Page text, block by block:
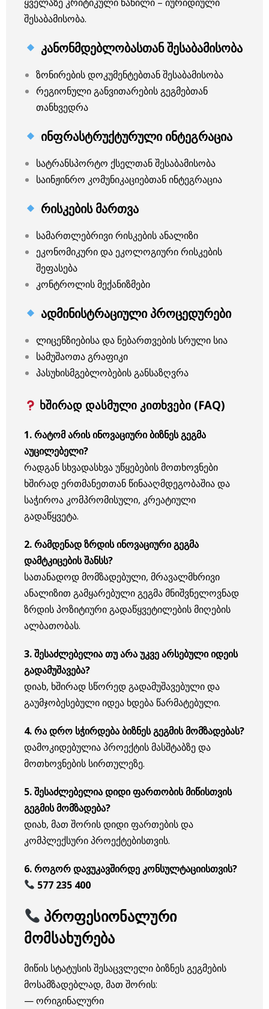
ყველაზე კრიტიკული ნაწილი – იურიდიული
შესაბამისობა.
კანონმდებლობასთან შესაბამისობა
ზონირების დოკუმენტებთან შესაბამისობა
რეგიონული განვითარების გეგმებთან
თანხვედრა
ინფრასტრუქტურული ინტეგრაცია
სატრანსპორტო ქსელთან შესაბამისობა
საინჟინრო კომუნიკაციებთან ინტეგრაცია
რისკების მართვა
სამართლებრივი რისკების ანალიზი
ეკონომიკური და ეკოლოგიური რისკების
შეფასება
კონტროლის მექანიზმები
ადმინისტრაციული პროცედურები
ლიცენზიებისა და ნებართვების სრული სია
სამუშაოთა გრაფიკი
პასუხისმგებლობების განსაზღვრა
ხშირად დასმული კითხვები (FAQ)
1. რატომ არის ინოვაციური ბიზნეს გეგმა
აუცილებელი?
რადგან სხვადასხვა უწყებების მოთხოვნები
ხშირად ერთმანეთთან წინააღმდეგობაშია და
საჭიროა კომპრომისული, კრეატიული
გადაწყვეტა.
2. რამდენად ზრდის ინოვაციური გეგმა
დამტკიცების შანსს?
სათანადოდ მომზადებული, მრავალმხრივი
ანალიზით გამყარებული გეგმა მნიშვნელოვნად
ზრდის პოზიტიური გადაწყვეტილების მიღების
ალბათობას.
3. შესაძლებელია თუ არა უკვე არსებული იდეის
გადამუშავება?
დიახ, ხშირად სწორედ გადამუშავებული და
გაუმჯობესებული იდეა ხდება წარმატებული.
4. რა დრო სჭირდება ბიზნეს გეგმის მომზადებას?
დამოკიდებულია პროექტის მასშტაბზე და
მოთხოვნების სირთულეზე.
5. შესაძლებელია დიდი ფართობის მიწისთვის
გეგმის მომზადება?
დიახ, მათ შორის დიდი ფართების და
კომპლექსური პროექტებისთვის.
6. როგორ დავუკავშირდე კონსულტაციისთვის?
577 235 400
პროფესიონალური
მომსახურება
მიწის სტატუსის შესაცვლელი ბიზნეს გეგმების
მოსამზადებლად, მათ შორის:
— ორიგინალური